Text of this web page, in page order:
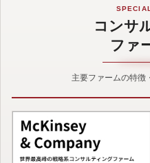
コンサ
ファ
主要ファームの特徴